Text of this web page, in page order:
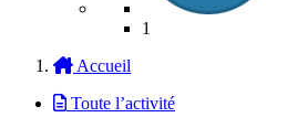
1
Accueil
Toute l’activité